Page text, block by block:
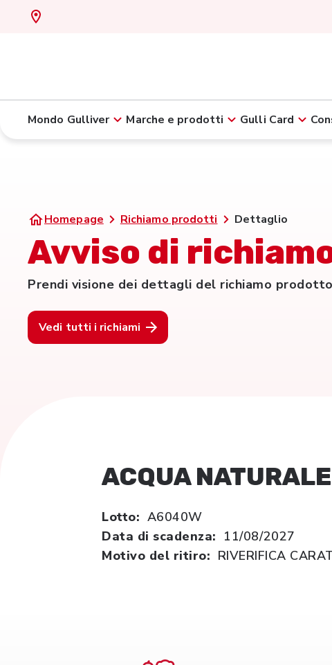
Mondo Gulliver Marche e prodotti Gulli Card
Homepage Richiamo prodotti Dettaglio
Avviso di
Prendi visione dei dettagli del richiamo prodotto
Vedi tutti i richiami
ACQUA
Lotto: A6040W
Data di scadenza: 11/08/2027
Motivo del ritiro: RIVERIFICA